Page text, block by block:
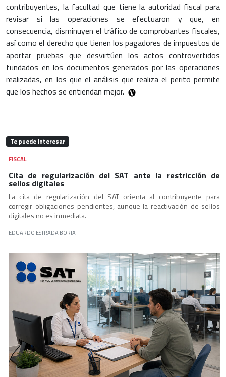
contribuyentes, la facultad que tiene la autoridad fiscal para
revisar si las operaciones se efectuaron y que, en
consecuencia, disminuyen el tráfico de comprobantes fiscales,
así como el derecho que tienen los pagadores de impuestos de
aportar pruebas que desvirtúen los actos controvertidos
fundados en los documentos generados por las operaciones
realizadas, en los que el análisis que realiza el perito permite
que los hechos se entiendan mejor.
Te puede interesar
FISCAL
Cita de regularización del SAT ante la restricción de
sellos digitales
La cita de regularización del SAT orienta al contribuyente para
corregir obligaciones pendientes, aunque la reactivación de sellos
digitales no es inmediata.
EDUARDO ESTRADA BORJA